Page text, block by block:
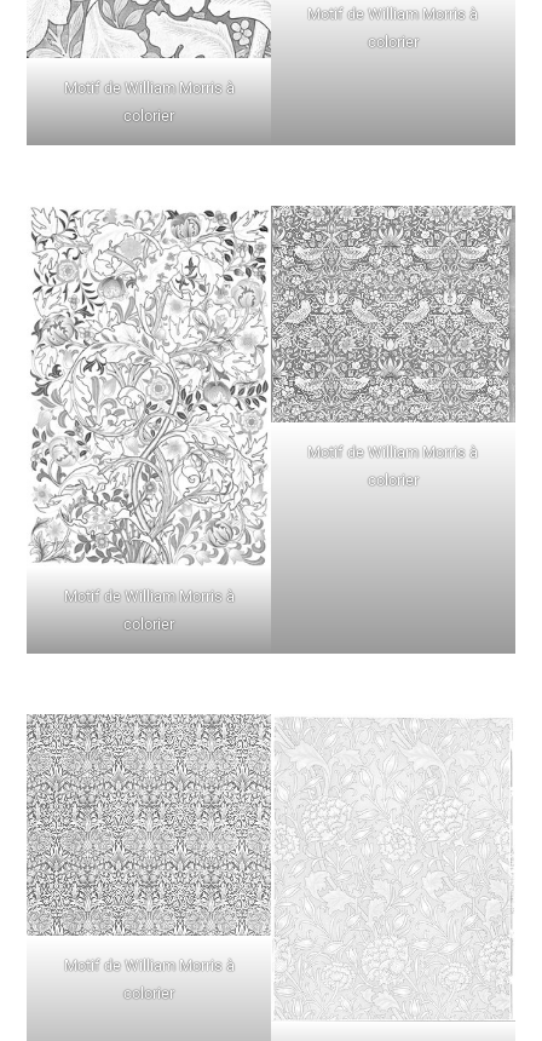
Motif de William Morris à
colorier
Motif de William Morris à
colorier
Motif de William Morris à
colorier
Motif de William Morris à
colorier
Motif de William Morris à
colorier